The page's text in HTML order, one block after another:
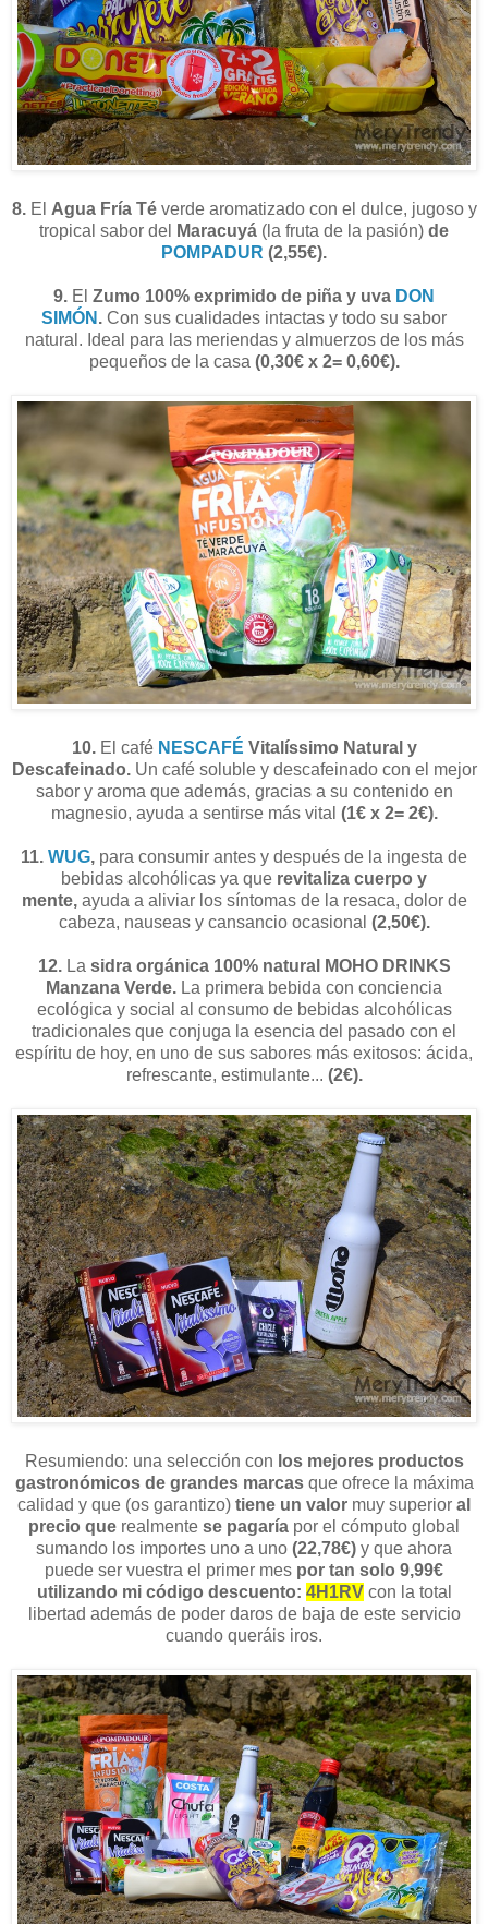
8.El Agua Fría Téverde aromatizado con el dulce, jugoso y
tropical sabor del
Maracuyá (la fruta de la pasión) de
POMPADUR (2,55€).
9. El Zumo 100% exprimido de piña y uva DON
SIMÓN . Con sus cualidades intactas y todo su sabor
natural. Ideal para las meriendas y almuerzos de los más
pequeños de la casa (0,30€ x 2= 0,60€).
10.El café NESCAFÉ Vitalíssimo Natural y
Descafeinado. Un café soluble y descafeinado con el mejor
sabor y aroma que además, gracias a su contenido en
magnesio, ayuda a sentirse más vital (1€ x 2= 2€).
11. WUG, para consumir antes y después de la ingesta de
bebidas alcohólicas ya que revitaliza cuerpo y
mente,ayuda a aliviar los síntomas de la resaca, dolor de
cabeza, nauseas y cansancio ocasional (2,50€).
12. La sidra orgánica 100% natural MOHO DRINKS
Manzana Verde. La primera bebida con conciencia
ecológica y social al consumo de bebidas alcohólicas
tradicionales que conjuga la esencia del pasado con el
espíritu de hoy, en uno de sus sabores más exitosos: ácida,
refrescante, estimulante... (2€).
Resumiendo: una selección con los mejores productos
gastronómicos de grandes marcasque ofrece la máxima
calidad y que (os garantizo) tiene un valor muy superior al
precio que realmente se pagaría por el cómputo global
sumando los importes uno a uno (22,78€) y que ahora
puede ser vuestra el primer mes por tan solo 9,99€
utilizando mi código descuento: 4H1RV con la total
libertad además de poder daros de baja de este servicio
cuando queráis iros.